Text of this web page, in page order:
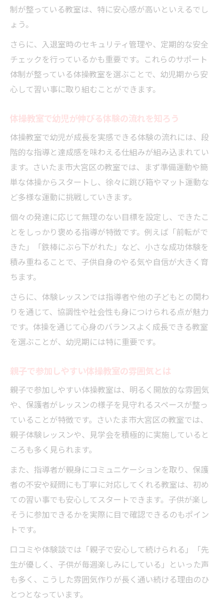
制が整っている教室は、特に安心感が高いといえるでし
ょう。
さらに、入退室時のセキュリティ管理や、定期的な安全
チェックを行っているかも重要です。これらのサポート
体制が整っている体操教室を選ぶことで、幼児期から安
心して習い事に取り組むことができます。
体操教室で幼児が伸びる体験の流れを知ろう
体操教室で幼児が成長を実感できる体験の流れには、段
階的な指導と達成感を味わえる仕組みが組み込まれてい
ます。さいたま市大宮区の教室では、まず準備運動や簡
単な体操からスタートし、徐々に跳び箱やマット運動な
ど多様な運動に挑戦していきます。
個々の発達に応じて無理のない目標を設定し、できたこ
とをしっかり褒める指導が特徴です。例えば「前転がで
きた」「鉄棒にぶら下がれた」など、小さな成功体験を
積み重ねることで、子供自身のやる気や自信が大きく育
ちます。
さらに、体験レッスンでは指導者や他の子どもとの関わ
りを通じて、協調性や社会性も身につけられる点が魅力
です。体操を通じて心身のバランスよく成長できる教室
を選ぶことが、幼児期には特に重要です。
親子で参加しやすい体操教室の雰囲気とは
親子で参加しやすい体操教室は、明るく開放的な雰囲気
や、保護者がレッスンの様子を見守れるスペースが整っ
ていることが特徴です。さいたま市大宮区の教室では、
親子体験レッスンや、見学会を積極的に実施していると
ころも多く見られます。
また、指導者が親身にコミュニケーションを取り、保護
者の不安や疑問にも丁寧に対応してくれる教室は、初め
ての習い事でも安心してスタートできます。子供が楽し
そうに参加できるかを実際に目で確認できるのもポイン
トです。
口コミや体験談では「親子で安心して続けられる」「先
生が優しく、子供が毎週楽しみにしている」といった声
も多く、こうした雰囲気作りが長く通い続ける理由のひ
とつとなっています。